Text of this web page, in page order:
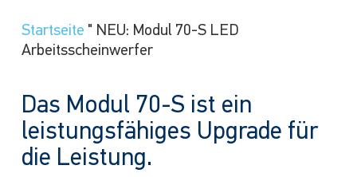
Startseite " NEU: Modul 70-S LED
Arbeitsscheinwerfer
Das Modul 70-S ist ein
leistungsfähiges Upgrade für
die Leistung.